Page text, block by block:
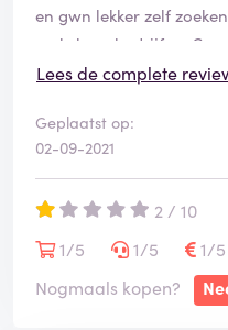
en gwn lekker zelf
makelaarsbedrijfen.
Lees de complete
Geplaatst op:
02-09-2021
2 / 10
1/5
1/5 1/5
Nogmaals kopen?